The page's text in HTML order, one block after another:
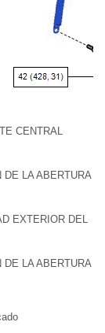
CENTRAL
DE LA ABERTURA
EXTERIOR DEL
DE LA ABERTURA